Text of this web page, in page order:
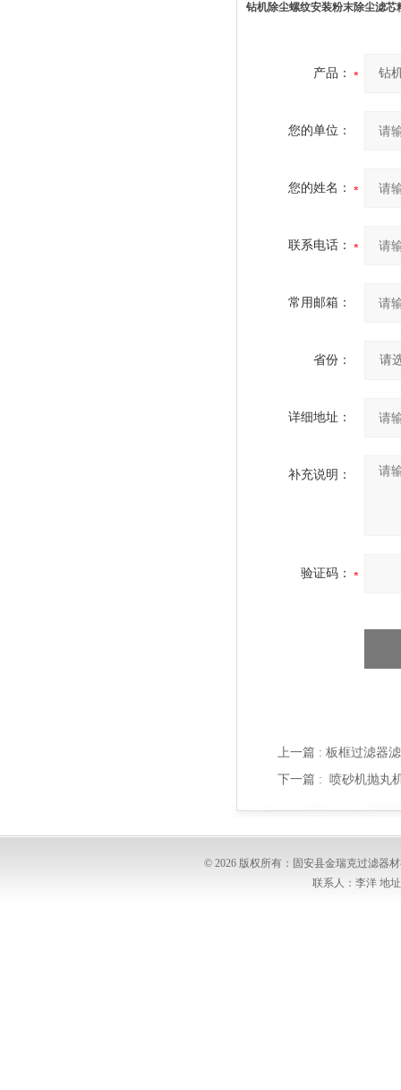
钻机除尘螺纹安装粉末除尘滤芯
产品：
您的单位：
您的姓名：
联系电话：
常用邮箱：
省份：
详细地址：
补充说明：
验证码：
上一篇 : 板框过滤器
下一篇 : 喷砂机抛丸
© 2026 版权所有：固安县金瑞克过滤器
联系人：李洋 地